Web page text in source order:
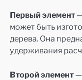
Первый элемент
может быть
дерева. Она
удерживания
Второй элемент —